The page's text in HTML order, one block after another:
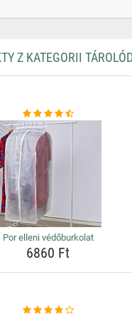
Z KATEGORII
Por elleni védőburkolat
6860 Ft